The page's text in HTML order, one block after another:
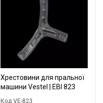
Хрестовини для пральної
машини Vestel | EBI 823
Код VE-823